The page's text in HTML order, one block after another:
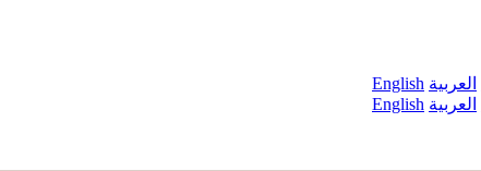
العربية English
العربية English